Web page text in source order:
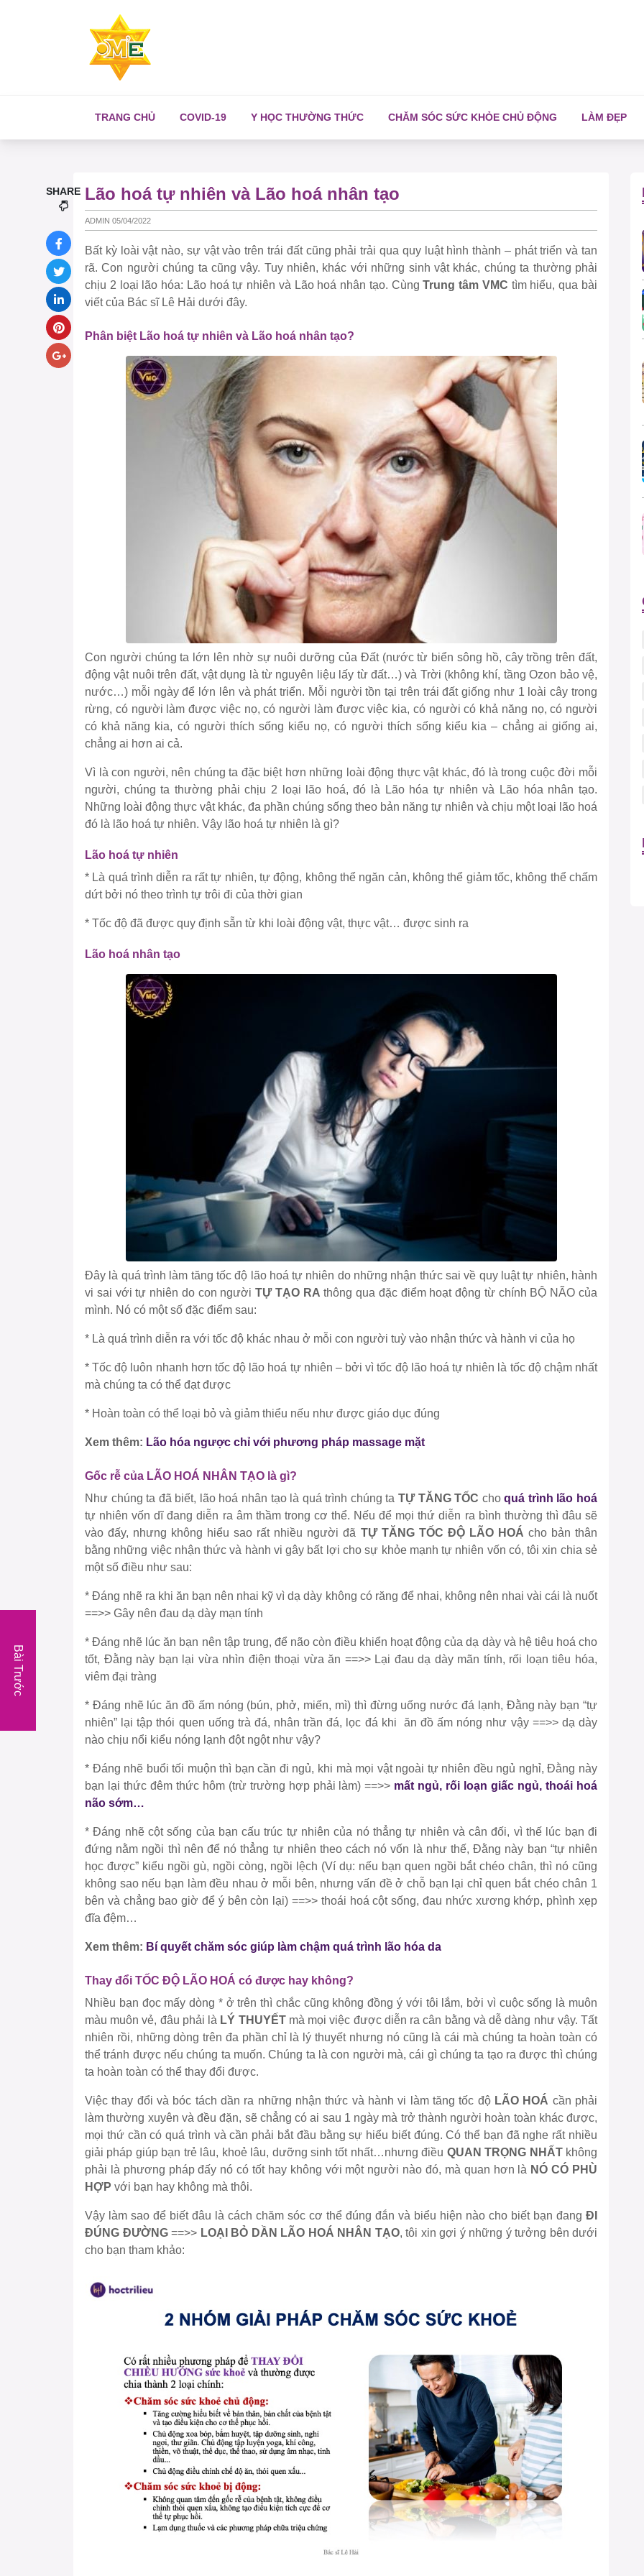
TRANG CHỦ COVID-19 Y HỌC THƯỜNG THỨC CHĂM SÓC SỨC KHỎE CHỦ ĐỘNG LÀM ĐẸP
Lão hoá tự nhiên và Lão hoá nhân tạo
ADMIN 05/04/2022
Bất kỳ loài vật nào, sự vật vào trên trái đất cũng phải trải qua quy luật hình thành – phát triển và tan
rã. Con người chúng ta cũng vậy. Tuy nhiên, khác với những sinh vật khác, chúng ta thường phải
chịu 2 loại lão hóa: Lão hoá tự nhiên và Lão hoá nhân tạo. CùngTrung tâm VMC tìm hiểu, qua bài
viết của Bác sĩ Lê Hải dưới đây.
Phân biệt Lão hoá tự nhiên và Lão hoá nhân tạo?
Con người chúng ta lớn lên nhờ sự nuôi dưỡng của Đất (nước từ biển sông hồ, cây trồng trên đất,
động vật nuôi trên đất, vật dụng là từ nguyên liệu lấy từ đất…) và Trời (không khí, tầng Ozon bảo vệ,
nước…) mỗi ngày để lớn lên và phát triển. Mỗi người tồn tại trên trái đất giống như 1 loài cây trong
rừng, có người làm được việc nọ, có người làm được việc kia, có người có khả năng nọ, có người
có khả năng kia, có người thích sống kiểu nọ, có người thích sống kiểu kia – chẳng ai giống ai,
chẳng ai hơn ai cả.
Vì là con người, nên chúng ta đặc biệt hơn những loài động thực vật khác, đó là trong cuộc đời mỗi
người, chúng ta thường phải chịu 2 loại lão hoá, đó là Lão hóa tự nhiên và Lão hóa nhân tạo.
Những loài động thực vật khác, đa phần chúng sống theo bản năng tự nhiên và chịu một loại lão hoá
đó là lão hoá tự nhiên. Vậy lão hoá tự nhiên là gì?
Lão hoá tự nhiên
* Là quá trình diễn ra rất tự nhiên, tự động, không thể ngăn cản, không thể giảm tốc, không thể chấm
dứt bởi nó theo trình tự trôi đi của thời gian
* Tốc độ đã được quy định sẵn từ khi loài động vật, thực vật… được sinh ra
Lão hoá nhân tạo
Đây là quá trình làm tăng tốc độ lão hoá tự nhiên do những nhận thức sai về quy luật tự nhiên, hành
vi sai với tự nhiên do con ngườiTỰ TẠO RA thông qua đặc điểm hoạt động từ chính BỘ NÃO của
mình. Nó có một số đặc điểm sau:
* Là quá trình diễn ra với tốc độ khác nhau ở mỗi con người tuỳ vào nhận thức và hành vi của họ
* Tốc độ luôn nhanh hơn tốc độ lão hoá tự nhiên – bởi vì tốc độ lão hoá tự nhiên là tốc độ chậm nhất
mà chúng ta có thể đạt được
* Hoàn toàn có thể loại bỏ và giảm thiểu nếu như được giáo dục đúng
Xem thêm: Lão hóa ngược chỉ với phương pháp massage mặt
Gốc rễ của LÃO HOÁ NHÂN TẠO là gì?
Như chúng ta đã biết, lão hoá nhân tạo là quá trình chúng ta TỰ TĂNG TỐC choquá trình lão hoá
tự nhiên vốn dĩ đang diễn ra âm thầm trong cơ thể. Nếu để mọi thứ diễn ra bình thường thì đâu sẽ
vào đấy, nhưng không hiểu sao rất nhiều người đã TỰ TĂNG TỐC ĐỘ LÃO HOÁ cho bản thân
bằng những việc nhận thức và hành vi gây bất lợi cho sự khỏe mạnh tự nhiên vốn có, tôi xin chia sẻ
một số điều như sau:
* Đáng nhẽ ra khi ăn bạn nên nhai kỹ vì dạ dày không có răng để nhai, không nên nhai vài cái là nuốt
==>> Gây nên đau dạ dày mạn tính
* Đáng nhẽ lúc ăn bạn nên tập trung, để não còn điều khiển hoạt động của dạ dày và hệ tiêu hoá cho
tốt, Đằng này bạn lại vừa nhìn điện thoại vừa ăn ==>> Lại đau dạ dày mãn tính, rối loạn tiêu hóa,
viêm đại tràng
* Đáng nhẽ lúc ăn đồ ấm nóng (bún, phở, miến, mì) thì đừng uống nước đá lạnh, Đằng này bạn “tự
nhiên” lại tập thói quen uống trà đá, nhân trần đá, lọc đá khi ăn đồ ấm nóng như vậy ==>> dạ dày
nào chịu nổi kiểu nóng lạnh đột ngột như vậy?
* Đáng nhẽ buổi tối muộn thì bạn cần đi ngủ, khi mà mọi vật ngoài tự nhiên đều ngủ nghỉ, Đằng này
bạn lại thức đêm thức hôm (trừ trường hợp phải làm) ==>> mất ngủ, rối loạn giấc ngủ, thoái hoá
não sớm…
* Đáng nhẽ cột sống của bạn cấu trúc tự nhiên của nó thẳng tự nhiên và cân đối, vì thế lúc bạn đi
đứng nằm ngồi thì nên để nó thẳng tự nhiên theo cách nó vốn là như thế, Đằng này bạn “tự nhiên
học được” kiểu ngồi gù, ngồi còng, ngồi lệch (Ví dụ: nếu bạn quen ngồi bắt chéo chân, thì nó cũng
không sao nếu bạn làm đều nhau ở mỗi bên, nhưng vấn đề ở chỗ bạn lại chỉ quen bắt chéo chân 1
bên và chẳng bao giờ để ý bên còn lại) ==>> thoái hoá cột sống, đau nhức xương khớp, phình xẹp
đĩa đệm…
Xem thêm: Bí quyết chăm sóc giúp làm chậm quá trình lão hóa da
Thay đổi TỐC ĐỘ LÃO HOÁ có được hay không?
Nhiều bạn đọc mấy dòng * ở trên thì chắc cũng không đồng ý với tôi lắm, bởi vì cuộc sống là muôn
màu muôn vẻ, đâu phải là LÝ THUYẾTmà mọi việc được diễn ra cân bằng và dễ dàng như vậy. Tất
nhiên rồi, những dòng trên đa phần chỉ là lý thuyết nhưng nó cũng là cái mà chúng ta hoàn toàn có
thể tránh được nếu chúng ta muốn. Chúng ta là con người mà, cái gì chúng ta tạo ra được thì chúng
ta hoàn toàn có thể thay đổi được.
Việc thay đổi và bóc tách dần ra những nhận thức và hành vi làm tăng tốc độ LÃO HOÁ cần phải
làm thường xuyên và đều đặn, sẽ chẳng có ai sau 1 ngày mà trở thành người hoàn toàn khác được,
mọi thứ cần có quá trình và cần phải bắt đầu bằng sự hiểu biết đúng. Có thể bạn đã nghe rất nhiều
giải pháp giúp bạn trẻ lâu, khoẻ lâu, dưỡng sinh tốt nhất…nhưng điều QUAN TRỌNG NHẤTkhông
phải là phương pháp đấy nó có tốt hay không với một người nào đó, mà quan hơn là NÓ CÓ PHÙ
HỢP với bạn hay không mà thôi.
Vậy làm sao để biết đâu là cách chăm sóc cơ thể đúng đắn và biểu hiện nào cho biết bạn đang ĐI
ĐÚNG ĐƯỜNG==>> LOẠI BỎ DẦN LÃO HOÁ NHÂN TẠO, tôi xin gợi ý những ý tưởng bên dưới
cho bạn tham khảo:
SHARE
Bài Trước